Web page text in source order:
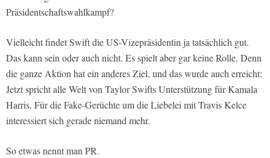
Präsidentschaftswahlkampf?
Vielleicht findet Swift die US-Vizepräsidentin ja tatsächlich gut.
Das kann sein oder auch nicht. Es spielt aber gar keine Rolle. Denn
die ganze Aktion hat ein anderes Ziel, und das wurde auch erreicht:
Jetzt spricht alle Welt von Taylor Swifts Unterstützung für Kamala
Harris. Für die Fake-Gerüchte um die Liebelei mit Travis Kelce
interessiert sich gerade niemand mehr.
So etwas nennt man PR.